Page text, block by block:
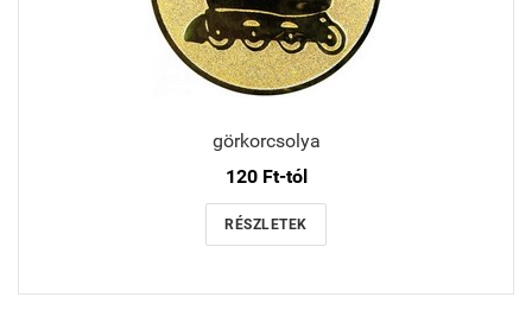
görkorcsolya
120 Ft-tól
RÉSZLETEK